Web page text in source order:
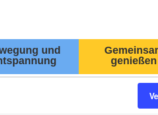
und
genießen